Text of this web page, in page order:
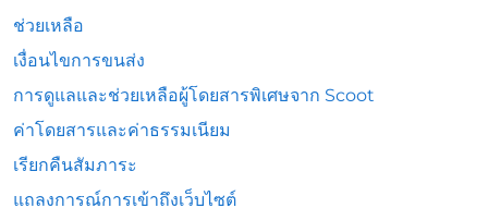
ช่วยเหลือ
เงื่อนไขการขนส่ง
การดูแลและช่วยเหลือผู้โดยสารพิเศษจาก Scoot
ค่าโดยสารและค่าธรรมเนียม
เรียกคืนสัมภาระ
แถลงการณ์การเข้าถึงเว็บไซต์